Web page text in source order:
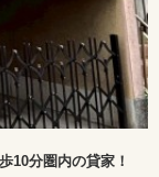
10分圏内の貸家！